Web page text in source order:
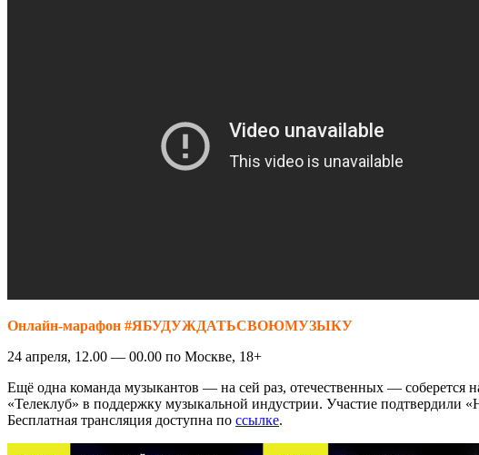
Онлайн-марафон #ЯБУДУЖДАТЬСВОЮМУЗЫКУ
24 апреля, 12.00 — 00.00 по Москве, 18+
Ещё одна команда музыкантов — на сей раз, отечественных —
«Телеклуб» в поддержку музыкальной индустрии. Участие
Бесплатная трансляция доступна по ссылке.